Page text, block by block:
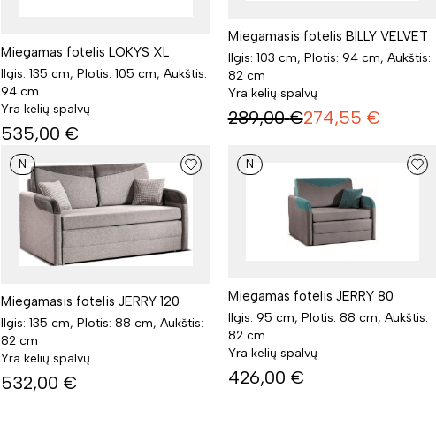
Miegamas fotelis LOKYS XL
Ilgis: 135 cm, Plotis: 105 cm, Aukštis:
94 cm
Yra kelių spalvų
535,00 €
Miegamasis fotelis BILLY VELVET
Ilgis: 103 cm, Plotis: 94 cm, Aukštis:
82 cm
Yra kelių spalvų
289,00 €274,55 €
N
Miegamasis fotelis JERRY 120
Ilgis: 135 cm, Plotis: 88 cm, Aukštis:
82 cm
Yra kelių spalvų
532,00 €
N
Miegamas fotelis JERRY 80
Ilgis: 95 cm, Plotis: 88 cm, Aukštis:
82 cm
Yra kelių spalvų
426,00 €